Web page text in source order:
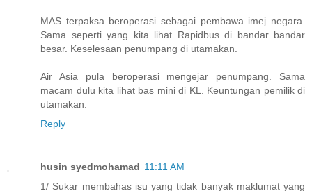
MAS terpaksa beroperasi sebagai pembawa imej negara.
Sama seperti yang kita lihat Rapidbus di bandar bandar
besar. Keselesaan penumpang di utamakan.
Air Asia pula beroperasi mengejar penumpang. Sama
macam dulu kita lihat bas mini di KL. Keuntungan pemilik di
utamakan.
Reply
husin syedmohamad 11:11 AM
1/ Sukar membahas isu yang tidak banyak maklumat yang